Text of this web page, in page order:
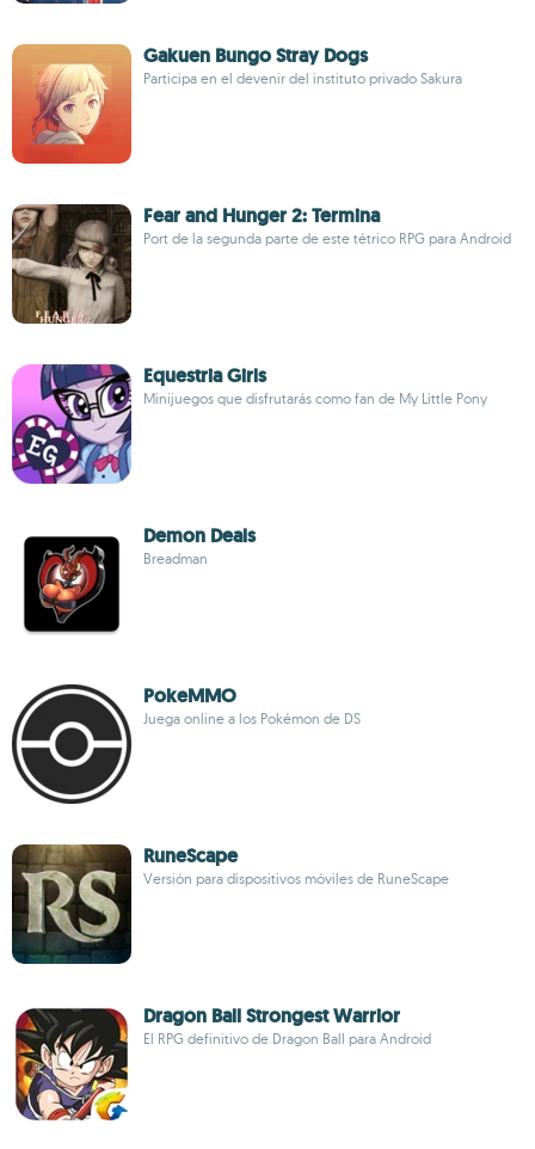
Gakuen Bungo Stray Dogs
Participa en el devenir del instituto privado Sakura
Fear and Hunger 2: Termina
Port de la segunda parte de este tétrico RPG para Android
Equestria Girls
Minijuegos que disfrutarás como fan de My Little Pony
Demon Deals
Breadman
PokeMMO
Juega online a los Pokémon de DS
RuneScape
Versión para dispositivos móviles de RuneScape
Dragon Ball Strongest Warrior
El RPG definitivo de Dragon Ball para Android